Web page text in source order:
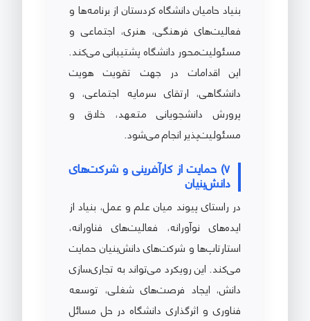
بنیاد حامیان دانشگاه کردستان از برنامه‌ها و
فعالیت‌های فرهنگی، هنری، اجتماعی و
مسئولیت‌محور دانشگاه پشتیبانی می‌کند.
این اقدامات در جهت تقویت هویت
دانشگاهی، ارتقای سرمایه اجتماعی، و
پرورش دانشجویانی متعهد، خلاق و
مسئولیت‌پذیر انجام می‌شود.
7) حمایت از کارآفرینی و شرکت‌های
دانش‌بنیان
در راستای پیوند میان علم و عمل، بنیاد از
ایده‌های نوآورانه، فعالیت‌های فناورانه،
استارتاپ‌ها و شرکت‌های دانش‌بنیان حمایت
می‌کند. این رویکرد می‌تواند به تجاری‌سازی
دانش، ایجاد فرصت‌های شغلی، توسعه
فناوری و اثرگذاری دانشگاه در حل مسائل